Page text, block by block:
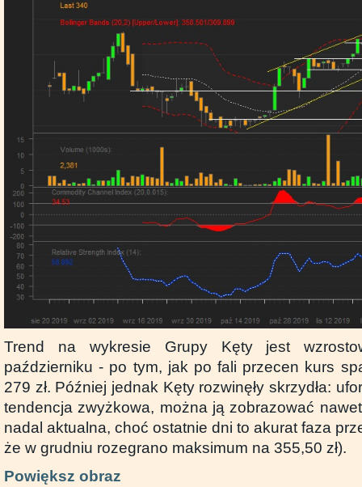
Trend na wykresie Grupy Kęty jest
październiku - po tym, jak po fali przecen kurs
279 zł. Później jednak Kęty rozwinęły skrzydła:
tendencja zwyżkowa, można ją zobrazować
nadal aktualna, choć ostatnie dni to akurat faza
że w grudniu rozegrano maksimum na 355,50 zł).
Powiększ obraz